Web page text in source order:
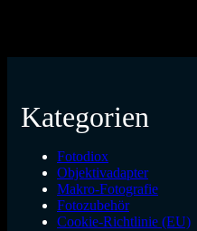
Kategorien
Fotodiox
Objektivadapter
Makro-Fotografie
Fotozubehör
Cookie-Richtlinie (EU)